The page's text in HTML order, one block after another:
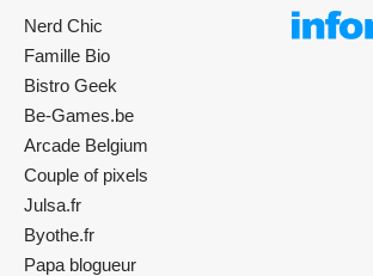
Nerd Chic
Famille Bio
Bistro Geek
Be-Games.be
Arcade Belgium
Couple of pixels
Julsa.fr
Byothe.fr
Papa blogueur